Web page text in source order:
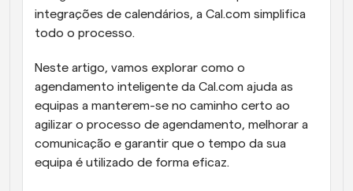
integrações de calendários, a Cal.com simplifica
todo o processo.
Neste artigo, vamos explorar como o
agendamento inteligente da Cal.com ajuda as
equipas a manterem-se no caminho certo ao
agilizar o processo de agendamento, melhorar a
comunicação e garantir que o tempo da sua
equipa é utilizado de forma eficaz.